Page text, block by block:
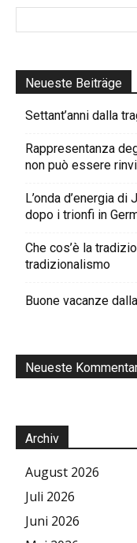
Neueste Beiträge
Settant’anni dalla
Rappresentanza
non può essere
L’onda d’energia
dopo i trionfi in
Che cos’è la
tradizionalismo
Buone vacanze
Neueste
Archiv
August 2026
Juli 2026
Juni 2026